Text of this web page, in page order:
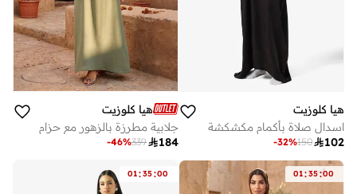
هيا كلوزيت
اسدال صلاة بأكمام مكشكشة
102
150
-32%
هيا كلوزيت
جلابية مطرزة بالزهور مع حزام
184
339
-46%
01:35:00
01:35:00